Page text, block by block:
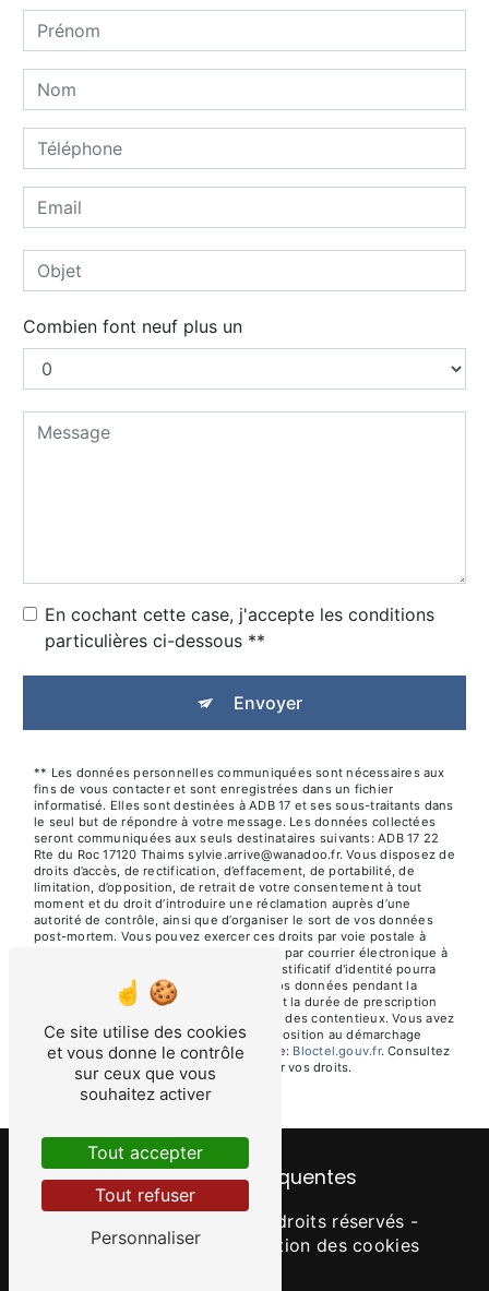
Combien font neuf plus un
En cochant cette case, j'accepte les conditions
particulières ci-dessous **
Envoyer
** Les données personnelles communiquées sont nécessaires aux
fins de vous contacter et sont enregistrées dans un fichier
informatisé. Elles sont destinées à ADB 17 et ses sous-traitants dans
le seul but de répondre à votre message. Les données collectées
seront communiquées aux seuls destinataires suivants: ADB 17 22
Rte du Roc 17120 Thaims sylvie.arrive@wanadoo.fr. Vous disposez de
droits d’accès, de rectification, d’effacement, de portabilité, de
limitation, d’opposition, de retrait de votre consentement à tout
moment et du droit d’introduire une réclamation auprès d’une
autorité de contrôle, ainsi que d’organiser le sort de vos données
post-mortem. Vous pouvez exercer ces droits par voie postale à
l'adresse 22 Rte du Roc 17120 Thaims ou par courrier électronique à
l'adresse sylvie.arrive@wanadoo.fr. Un justificatif d'identité pourra
vous être demandé. Nous conservons vos données pendant la
période de prise de contact puis pendant la durée de prescription
légale aux fins probatoires et de gestion des contentieux. Vous avez
le droit de vous inscrire sur la liste d'opposition au démarchage
téléphonique, disponible à cette adresse:
Bloctel.gouv.fr. Consultez
le site cnil.fr pour plus d’informations sur vos droits.
Recherches fréquentes
- 2026 - Tous droits réservés -
Mentions légales
Gestion des cookies
Ce site utilise des cookies
et vous donne le contrôle
sur ceux que vous
souhaitez activer
Tout accepter
Tout refuser
Personnaliser